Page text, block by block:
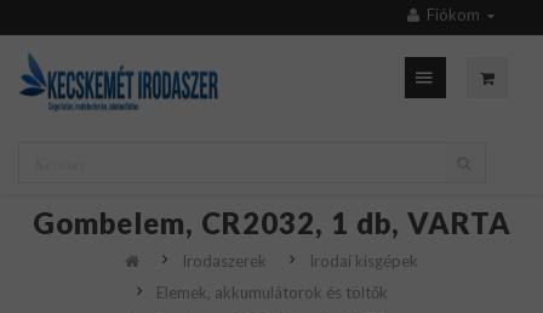
Fiókom
Gombelem, CR2032, 1 db, VARTA
Irodaszerek
Irodai kisgépek
Elemek, akkumulátorok és töltők